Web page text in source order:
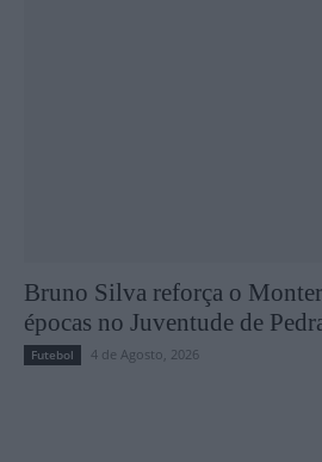
Bruno Silva reforça o
épocas no Juventude de
Futebol 4 de Agosto, 2026